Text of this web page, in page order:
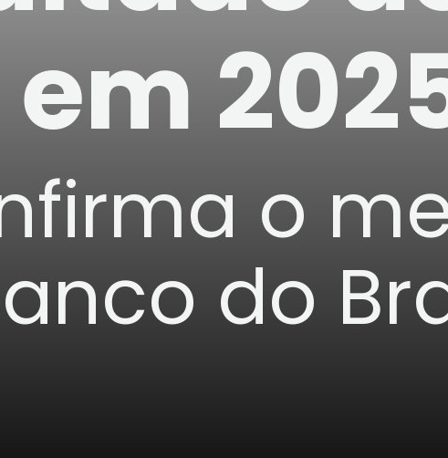
em
o
do